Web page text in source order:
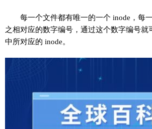
每一个文件都有唯一的一个 inode，每
之相对应的数字编号，通过这个数字编号就
中所对应的 inode。